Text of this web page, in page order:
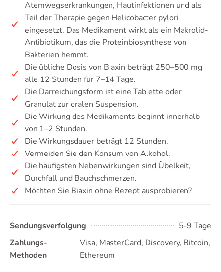
Atemwegserkrankungen, Hautinfektionen und als
Teil der Therapie gegen Helicobacter pylori
eingesetzt. Das Medikament wirkt als ein Makrolid-
Antibiotikum, das die Proteinbiosynthese von
Bakterien hemmt.
Die übliche Dosis von Biaxin beträgt 250–500 mg
alle 12 Stunden für 7–14 Tage.
Die Darreichungsform ist eine Tablette oder
Granulat zur oralen Suspension.
Die Wirkung des Medikaments beginnt innerhalb
von 1–2 Stunden.
Die Wirkungsdauer beträgt 12 Stunden.
Vermeiden Sie den Konsum von Alkohol.
Die häufigsten Nebenwirkungen sind Übelkeit,
Durchfall und Bauchschmerzen.
Möchten Sie Biaxin ohne Rezept ausprobieren?
Sendungsverfolgung
5-9 Tage
Zahlungs-
Methoden
Visa, MasterCard, Discovery, Bitcoin,
Ethereum